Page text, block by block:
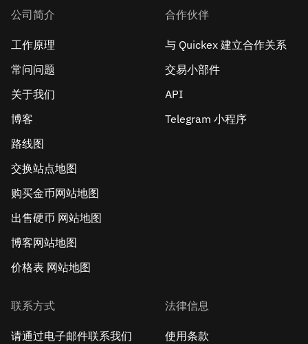
公司简介
工作原理
常问问题
关于我们
博客
路线图
交换站点地图
购买金币网站地图
出售硬币 网站地图
博客网站地图
价格表 网站地图
合作伙伴
与 Quickex 建立合作关系
交易小部件
API
Telegram 小程序
联系方式
请通过电子邮件联系我们
法律信息
使用条款